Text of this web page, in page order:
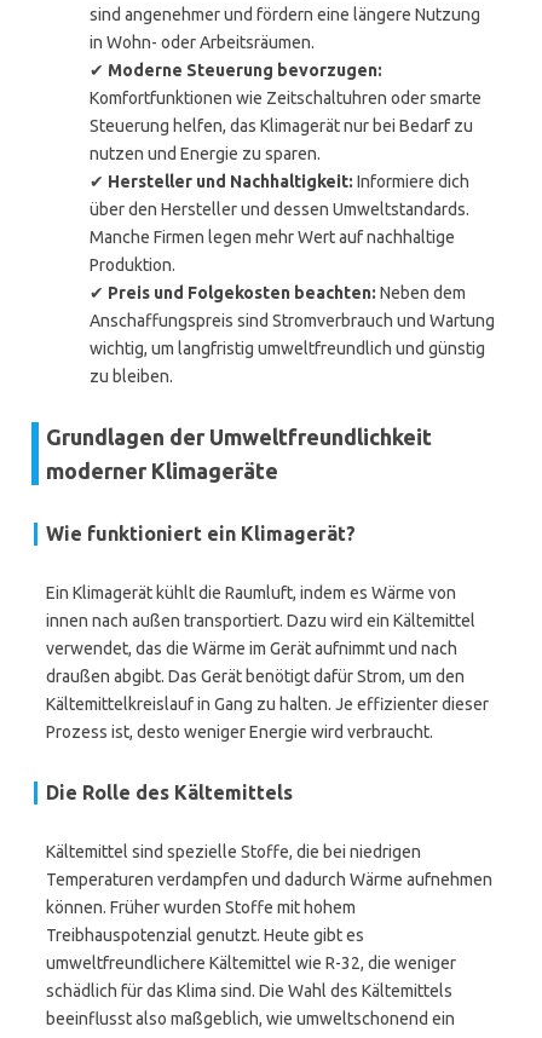
sind angenehmer und fördern eine längere Nutzung
in Wohn- oder Arbeitsräumen.
✔ Moderne Steuerung bevorzugen:
Komfortfunktionen wie Zeitschaltuhren oder smarte
Steuerung helfen, das Klimagerät nur bei Bedarf zu
nutzen und Energie zu sparen.
✔ Hersteller und Nachhaltigkeit: Informiere dich
über den Hersteller und dessen Umweltstandards.
Manche Firmen legen mehr Wert auf nachhaltige
Produktion.
✔ Preis und Folgekosten beachten: Neben dem
Anschaffungspreis sind Stromverbrauch und Wartung
wichtig, um langfristig umweltfreundlich und günstig
zu bleiben.
Grundlagen der Umweltfreundlichkeit
moderner Klimageräte
Wie funktioniert ein Klimagerät?
Ein Klimagerät kühlt die Raumluft, indem es Wärme von
innen nach außen transportiert. Dazu wird ein Kältemittel
verwendet, das die Wärme im Gerät aufnimmt und nach
draußen abgibt. Das Gerät benötigt dafür Strom, um den
Kältemittelkreislauf in Gang zu halten. Je effizienter dieser
Prozess ist, desto weniger Energie wird verbraucht.
Die Rolle des Kältemittels
Kältemittel sind spezielle Stoffe, die bei niedrigen
Temperaturen verdampfen und dadurch Wärme aufnehmen
können. Früher wurden Stoffe mit hohem
Treibhauspotenzial genutzt. Heute gibt es
umweltfreundlichere Kältemittel wie R-32, die weniger
schädlich für das Klima sind. Die Wahl des Kältemittels
beeinflusst also maßgeblich, wie umweltschonend ein